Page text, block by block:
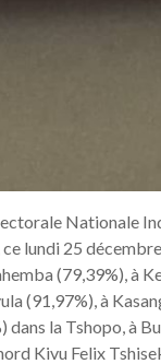
Nationale
lundi 25
(79,39%), à
(91,97%), à
dans la Tshopo, à
Kivu Felix